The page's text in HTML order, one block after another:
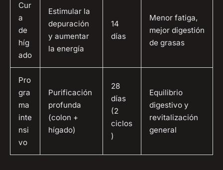
Cur
a
de
híg
ado
Estimular la
depuración
y aumentar
la energía
14
días
Menor fatiga,
mejor digestión
de grasas
Pro
gra
ma
inte
nsi
vo
Purificación
profunda
(colon +
hígado)
28
días
(2
ciclos
)
Equilibrio
digestivo y
revitalización
general